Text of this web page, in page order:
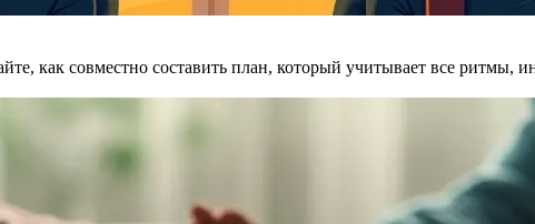
как совместно составить план, который учитывает все